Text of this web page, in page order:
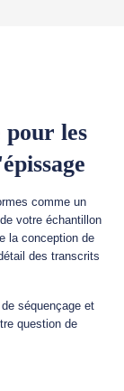
pour les
comme un
votre échantillon
la conception de
des transcrits
séquençage et
question de